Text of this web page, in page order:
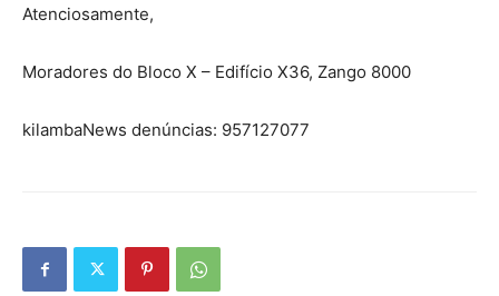
Atenciosamente,
Moradores do Bloco X – Edifício X36, Zango 8000
kilambaNews denúncias: 957127077